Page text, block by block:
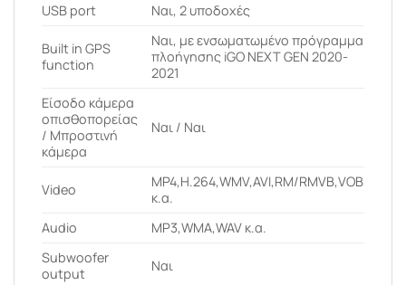
USB port Ναι, 2 υποδοχές
Built in GPS
function
Ναι, με ενσωματωμένο πρόγραμμα
πλοήγησης iGO NEXT GEN 2020-
2021
Είσοδο κάμερα
οπισθοπορείας
/ Μπροστινή
κάμερα
Ναι / Ναι
Video
MP4,H.264,WMV,AVI,RM/RMVB,VOB
κ.α.
Audio
MP3,WMA,WAV κ.α.
Subwoofer
output
Ναι